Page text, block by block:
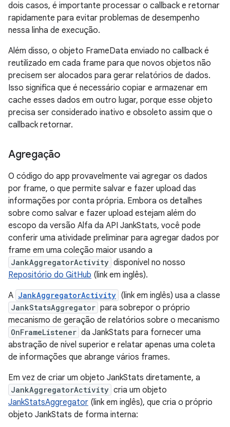
dois casos, é importante processar o callback e retornar
rapidamente para evitar problemas de desempenho
nessa linha de execução.
Além disso, o objeto FrameData enviado no callback é
reutilizado em cada frame para que novos objetos não
precisem ser alocados para gerar relatórios de dados.
Isso significa que é necessário copiar e armazenar em
cache esses dados em outro lugar, porque esse objeto
precisa ser considerado inativo e obsoleto assim que o
callback retornar.
Agregação
O código do app provavelmente vai agregar os dados
por frame, o que permite salvar e fazer upload das
informações por conta própria. Embora os detalhes
sobre como salvar e fazer upload estejam além do
escopo da versão Alfa da API JankStats, você pode
conferir uma atividade preliminar para agregar dados por
frame em uma coleção maior usando a
JankAggregatorActivity disponível no nosso
Repositório do GitHub (link em inglês).
A JankAggregatorActivity (link em inglês) usa a classe
JankStatsAggregator para sobrepor o próprio
mecanismo de geração de relatórios sobre o mecanismo
OnFrameListener da JankStats para fornecer uma
abstração de nível superior e relatar apenas uma coleta
de informações que abrange vários frames.
Em vez de criar um objeto JankStats diretamente, a
JankAggregatorActivity cria um objeto
JankStatsAggregator (link em inglês), que cria o próprio
objeto JankStats de forma interna: